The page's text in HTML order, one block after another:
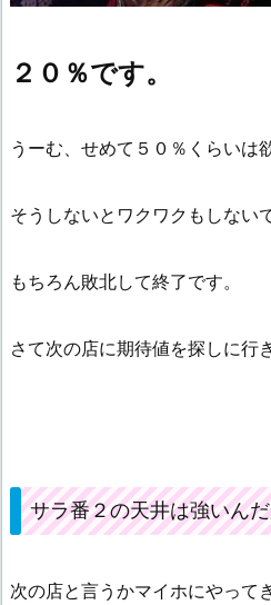
２０％です。
うーむ、せめて５０％くらいは
そうしないとワクワクもしない
もちろん敗北して終了です。
さて次の店に期待値を探しに行
サラ番２の天井は強いん
次の店と言うかマイホにやって